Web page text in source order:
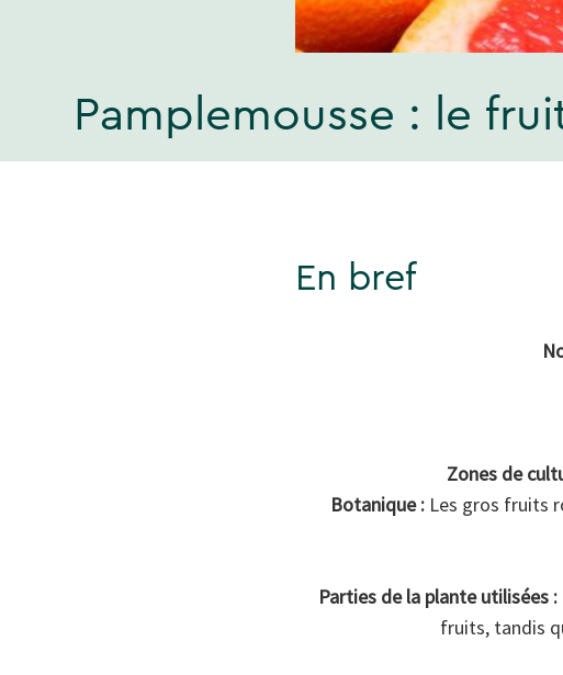
Pamplemousse : le
En bref
Zones de
Botanique :Les gros fruits
Parties de la plante utilisées :
fruits, tandis